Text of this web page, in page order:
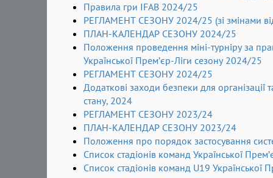
Правила гри IFAB 2024/25
РЕГЛАМЕНТ СЕЗОНУ 2024/25 (зі змінами
ПЛАН-КАЛЕНДАР СЕЗОНУ 2024/25
Положення проведення міні-турніру за
Української Прем’єр-Ліги сезону 2024/25
РЕГЛАМЕНТ СЕЗОНУ 2024/25
Додаткові заходи безпеки для
стану, 2024
РЕГЛАМЕНТ СЕЗОНУ 2023/24
ПЛАН-КАЛЕНДАР СЕЗОНУ 2023/24
Положення про порядок застосування
Список стадіонів команд Української
Список стадіонів команд U19